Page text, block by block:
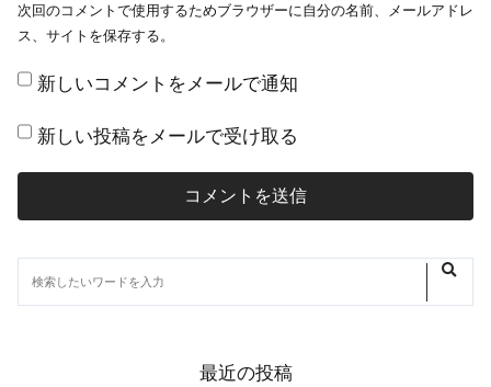
次回のコメントで使用するためブラウザーに自分の名前、メールアドレ
ス、サイトを保存する。
新しいコメントをメールで通知
新しい投稿をメールで受け取る
最近の投稿